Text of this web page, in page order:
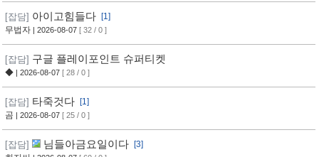
[잡담] 아이고힘들다
[1]
무법자 | 2026-08-07 [ 32 / 0 ]
[잡담] 구글 플레이포인트 슈퍼티켓
◆ | 2026-08-07 [ 28 / 0 ]
[잡담] 타죽것다
[1]
곰 | 2026-08-07 [ 25 / 0 ]
[잡담] 님들아금요일이다
[3]